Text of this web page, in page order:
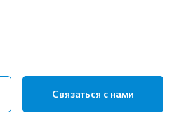
Связаться с нами